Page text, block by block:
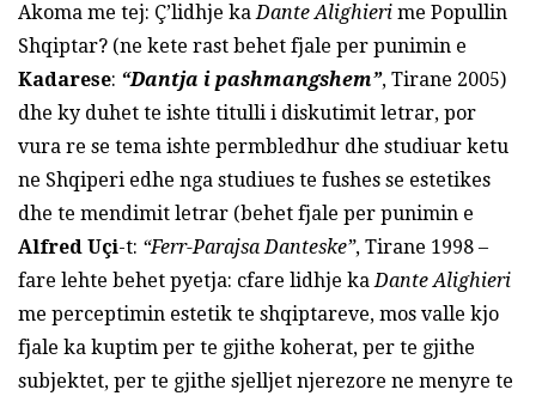
Akoma me tej: Ç’lidhje kaDante Alighieri me Popullin
Shqiptar? (ne kete rast behet fjale per punimin e
Kadarese: “Dantja i pashmangshem”, Tirane 2005)
dhe ky duhet te ishte titulli i diskutimit letrar, por
vura re se tema ishte permbledhur dhe studiuar ketu
ne Shqiperi edhe nga studiues te fushes se estetikes
dhe te mendimit letrar (behet fjale per punimin e
Alfred Uçi-t: “Ferr-Parajsa Danteske”, Tirane 1998 –
fare lehte behet pyetja: cfare lidhje kaDante Alighieri
me perceptimin estetik te shqiptareve, mos valle kjo
fjale ka kuptim per te gjithe koherat, per te gjithe
subjektet, per te gjithe sjelljet njerezore ne menyre te